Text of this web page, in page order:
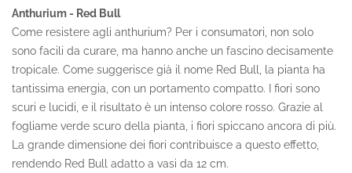
Anthurium - Red Bull
Come resistere agli anthurium? Per i consumatori, non solo
sono facili da curare, ma hanno anche un fascino decisamente
tropicale. Come suggerisce già il nome Red Bull, la pianta ha
tantissima energia, con un portamento compatto. I fiori sono
scuri e lucidi, e il risultato è un intenso colore rosso. Grazie al
fogliame verde scuro della pianta, i fiori spiccano ancora di più.
La grande dimensione dei fiori contribuisce a questo effetto,
rendendo Red Bull adatto a vasi da 12 cm.